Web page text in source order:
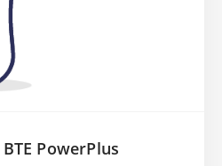
BTE PowerPlus